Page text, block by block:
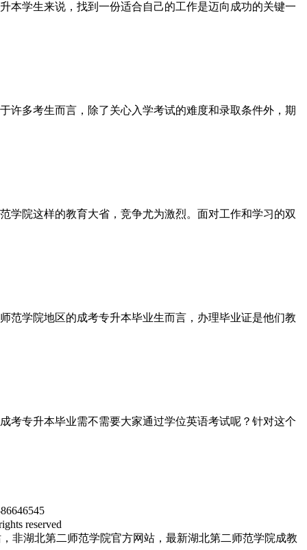
本学生来说，找到一份适合自己的工作是迈向成功的关键一
许多考生而言，除了关心入学考试的难度和录取条件外，期
学院这样的教育大省，竞争尤为激烈。面对工作和学习的双
范学院地区的成考专升本毕业生而言，办理毕业证是他们教
考专升本毕业需不需要大家通过学位英语考试呢？针对这个
reserved
非湖北第二师范学院官方网站，最新湖北第二师范学院成教